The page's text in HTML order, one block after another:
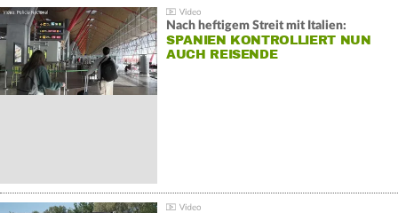
Nach heftigem Streit mit Italien:
SPANIEN KONTROLLIERT NUN
AUCH REISENDE